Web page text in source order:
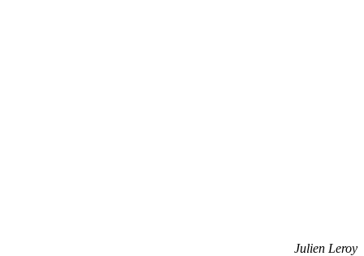
Julien Leroy